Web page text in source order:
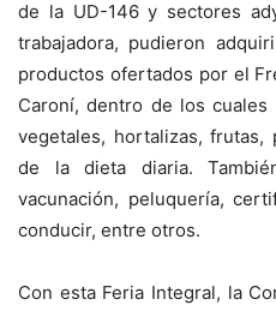
de la UD-146 y sectores
trabajadora, pudieron
productos ofertados por el
Caroní, dentro de los
vegetales, hortalizas,
de la dieta diaria.
vacunación, peluquería,
conducir, entre otros.
Con esta Feria Integral, la